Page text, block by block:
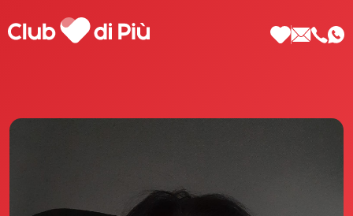
Le testimonianze Club di Più